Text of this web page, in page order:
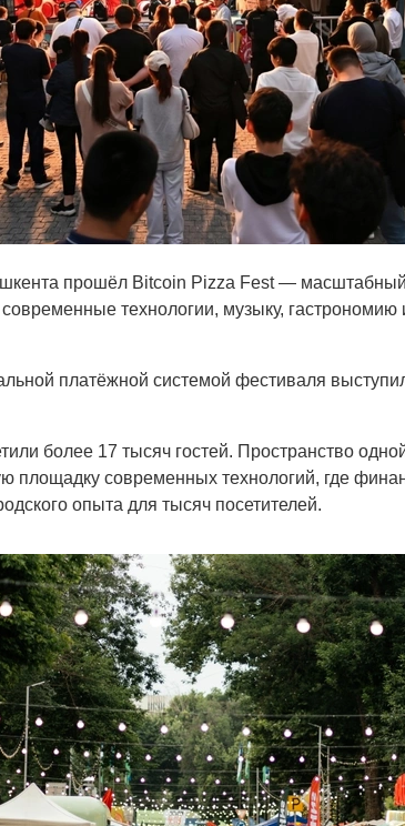
прошёл Bitcoin Pizza Fest — масштабный
технологии, музыку,
платёжной системой фестиваля
более 17 тысяч гостей. Пространство
площадку современных технологий, где
опыта для тысяч посетителей.